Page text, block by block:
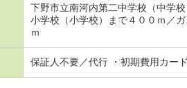
下野市立南河内第二中学校（中学
小学校（小学校）まで４００ｍ／
ｍ
保証人不要／代行 ・初期費用カー